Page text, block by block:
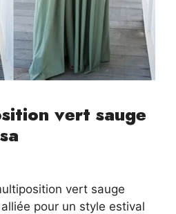
vert sauge
vert sauge
pour un style estival